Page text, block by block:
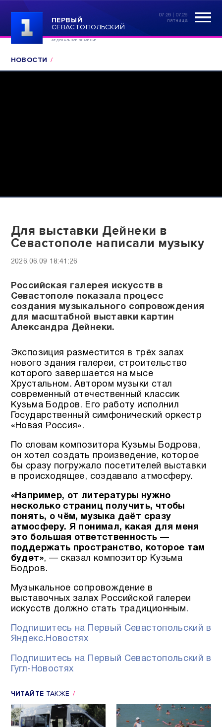
ПЕРВЫЙ
СЕВАСТОПОЛЬСКИЙ
ФЕДЕРАЛЬНОЕ ЗНАЧЕНИЕ
07:26 | 07.26
пятница
НОВОСТИ
Для выставки Дейнеки в
Севастополе написали музыку
2026.06.09 18:41:26
Российская галерея искусств в
Севастополе показала процесс
создания музыкального сопровождения
для масштабной выставки картин
Александра Дейнеки.
Экспозиция разместится в трёх залах
нового здания галереи, строительство
которого завершается на мысе
Хрустальном. Автором музыки стал
современный отечественный классик
Кузьма Бодров. Его работу исполнил
Государственный симфонический оркестр
«Новая Россия».
По словам композитора Кузьмы Бодрова,
он хотел создать произведение, которое
бы сразу погружало посетителей выставки
в происходящее, создавало атмосферу.
«Например, от литературы нужно
несколько страниц получить, чтобы
понять, о чём, музыка даёт сразу
атмосферу. Я понимал, какая для меня
это большая ответственность —
поддержать пространство, которое там
будет», — сказал композитор Кузьма
Бодров.
Музыкальное сопровождение в
выставочных залах Российской галереи
искусств должно стать традиционным.
Подпишитесь на Первый Севастопольский в
Яндекс.Новостях
Подпишитесь на Первый Севастопольский в
Гугл-Новостях
ЧИТАЙТЕ ТАКЖЕ